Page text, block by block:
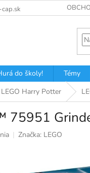
do školy! Témy
LEGO Harry Potter
75951
Značka: LEGO